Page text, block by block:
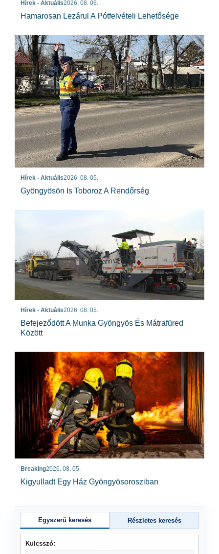
Hírek - Aktuális2026. 08. 06.
Hamarosan Lezárul A Pótfelvételi Lehetősége
Hírek - Aktuális2026. 08. 05.
Gyöngyösön Is Toboroz A Rendőrség
Hírek - Aktuális2026. 08. 05.
Befejeződött A Munka Gyöngyös És Mátrafüred
Között
Breaking2026. 08. 05.
Kigyulladt Egy Ház Gyöngyösorosziban
Egyszerű keresés Részletes keresés
Kulcsszó: